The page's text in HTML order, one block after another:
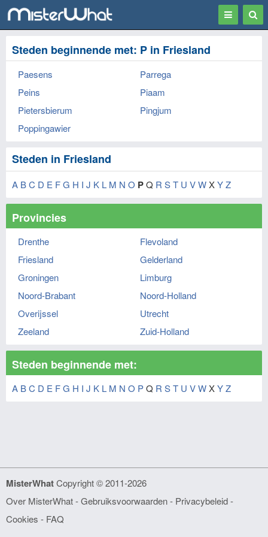
Toggle
Steden beginnende met: P in Friesland
Paesens
Parrega
Peins
Piaam
Pietersbierum
Pingjum
Poppingawier
Steden in Friesland
A BC D E FG H I J K L M N O PQ R ST U VWXYZ
Provincies
Drenthe
Flevoland
Friesland
Gelderland
Groningen
Limburg
Noord-Brabant
Noord-Holland
Overijssel
Utrecht
Zeeland
Zuid-Holland
Steden beginnende met:
A BC D E FG H I J K L M N O PQ R ST U VWXYZ
MisterWhatCopyright © 2011-2026
Over MisterWhat-Gebruiksvoorwaarden- Privacybeleid -
Cookies - FAQ